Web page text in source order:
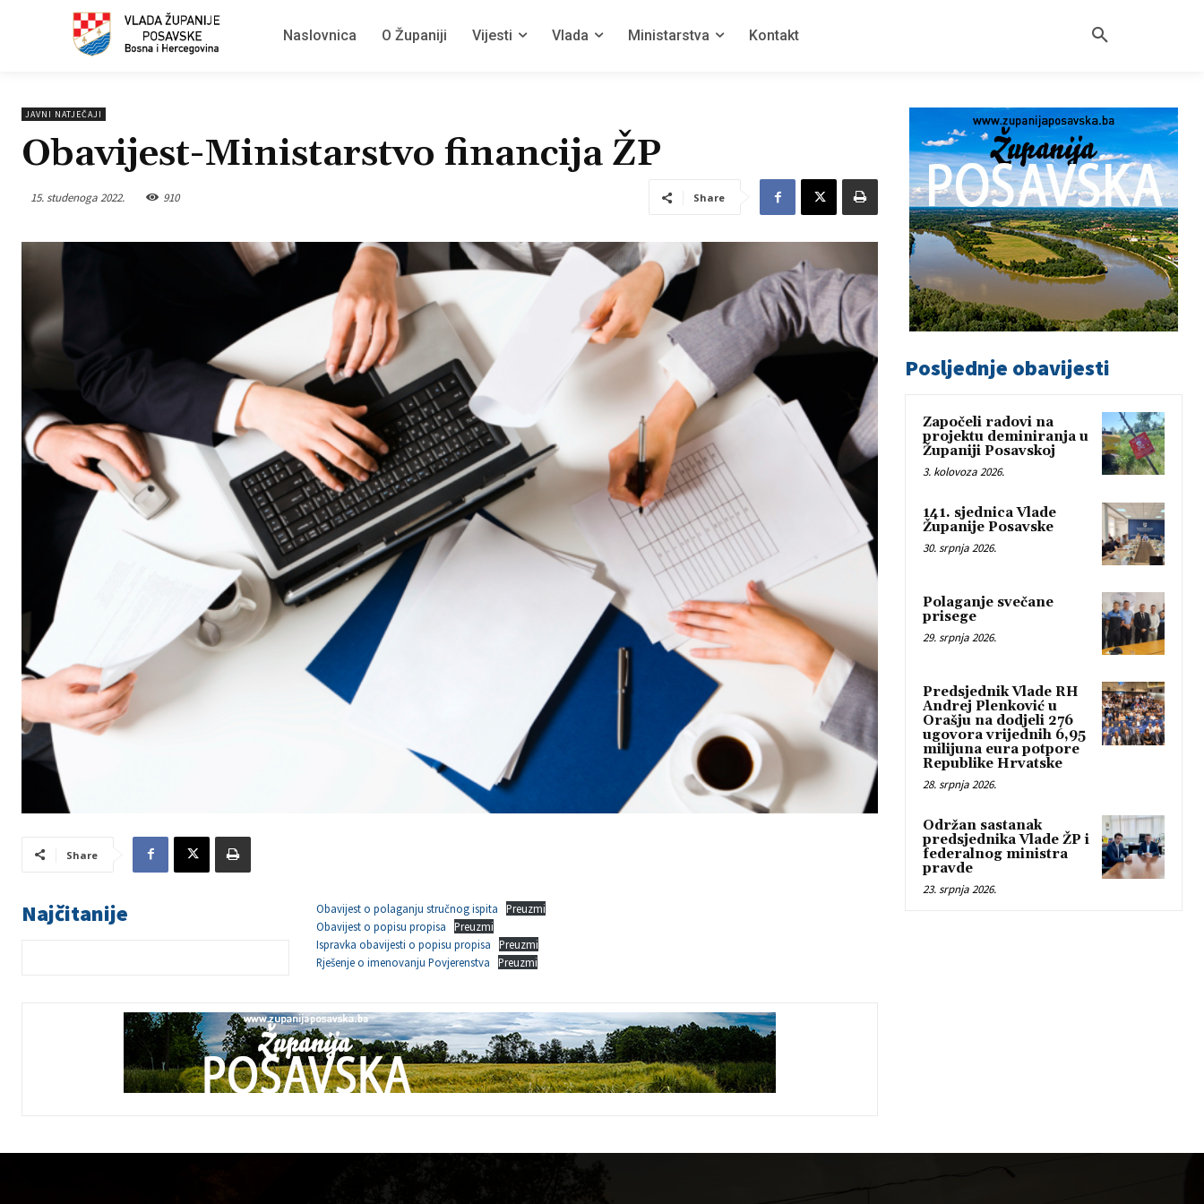
Naslovnica O Županiji Vijesti Vlada Ministarstva Kontakt
JAVNI NATJEČAJI
Obavijest-Ministarstvo financija ŽP
15. studenoga 2022. 910 Share
Share
Najčitanije Obavijest o polaganju stručnog ispita
Preuzmi
Obavijest o popisu propisa
Preuzmi
Ispravka obavijesti o popisu propisa
Preuzmi
Rješenje o imenovanju Povjerenstva
Preuzmi
Posljednje obavijesti
Započeli radovi na
projektu deminiranja u
Županiji Posavskoj
3. kolovoza 2026.
141. sjednica Vlade
Županije Posavske
30. srpnja 2026.
Polaganje svečane
prisege
29. srpnja 2026.
Predsjednik Vlade RH
Andrej Plenković u
Orašju na dodjeli 276
ugovora vrijednih 6,95
milijuna eura potpore
Republike Hrvatske
28. srpnja 2026.
Održan sastanak
predsjednika Vlade ŽP i
federalnog ministra
pravde
23. srpnja 2026.